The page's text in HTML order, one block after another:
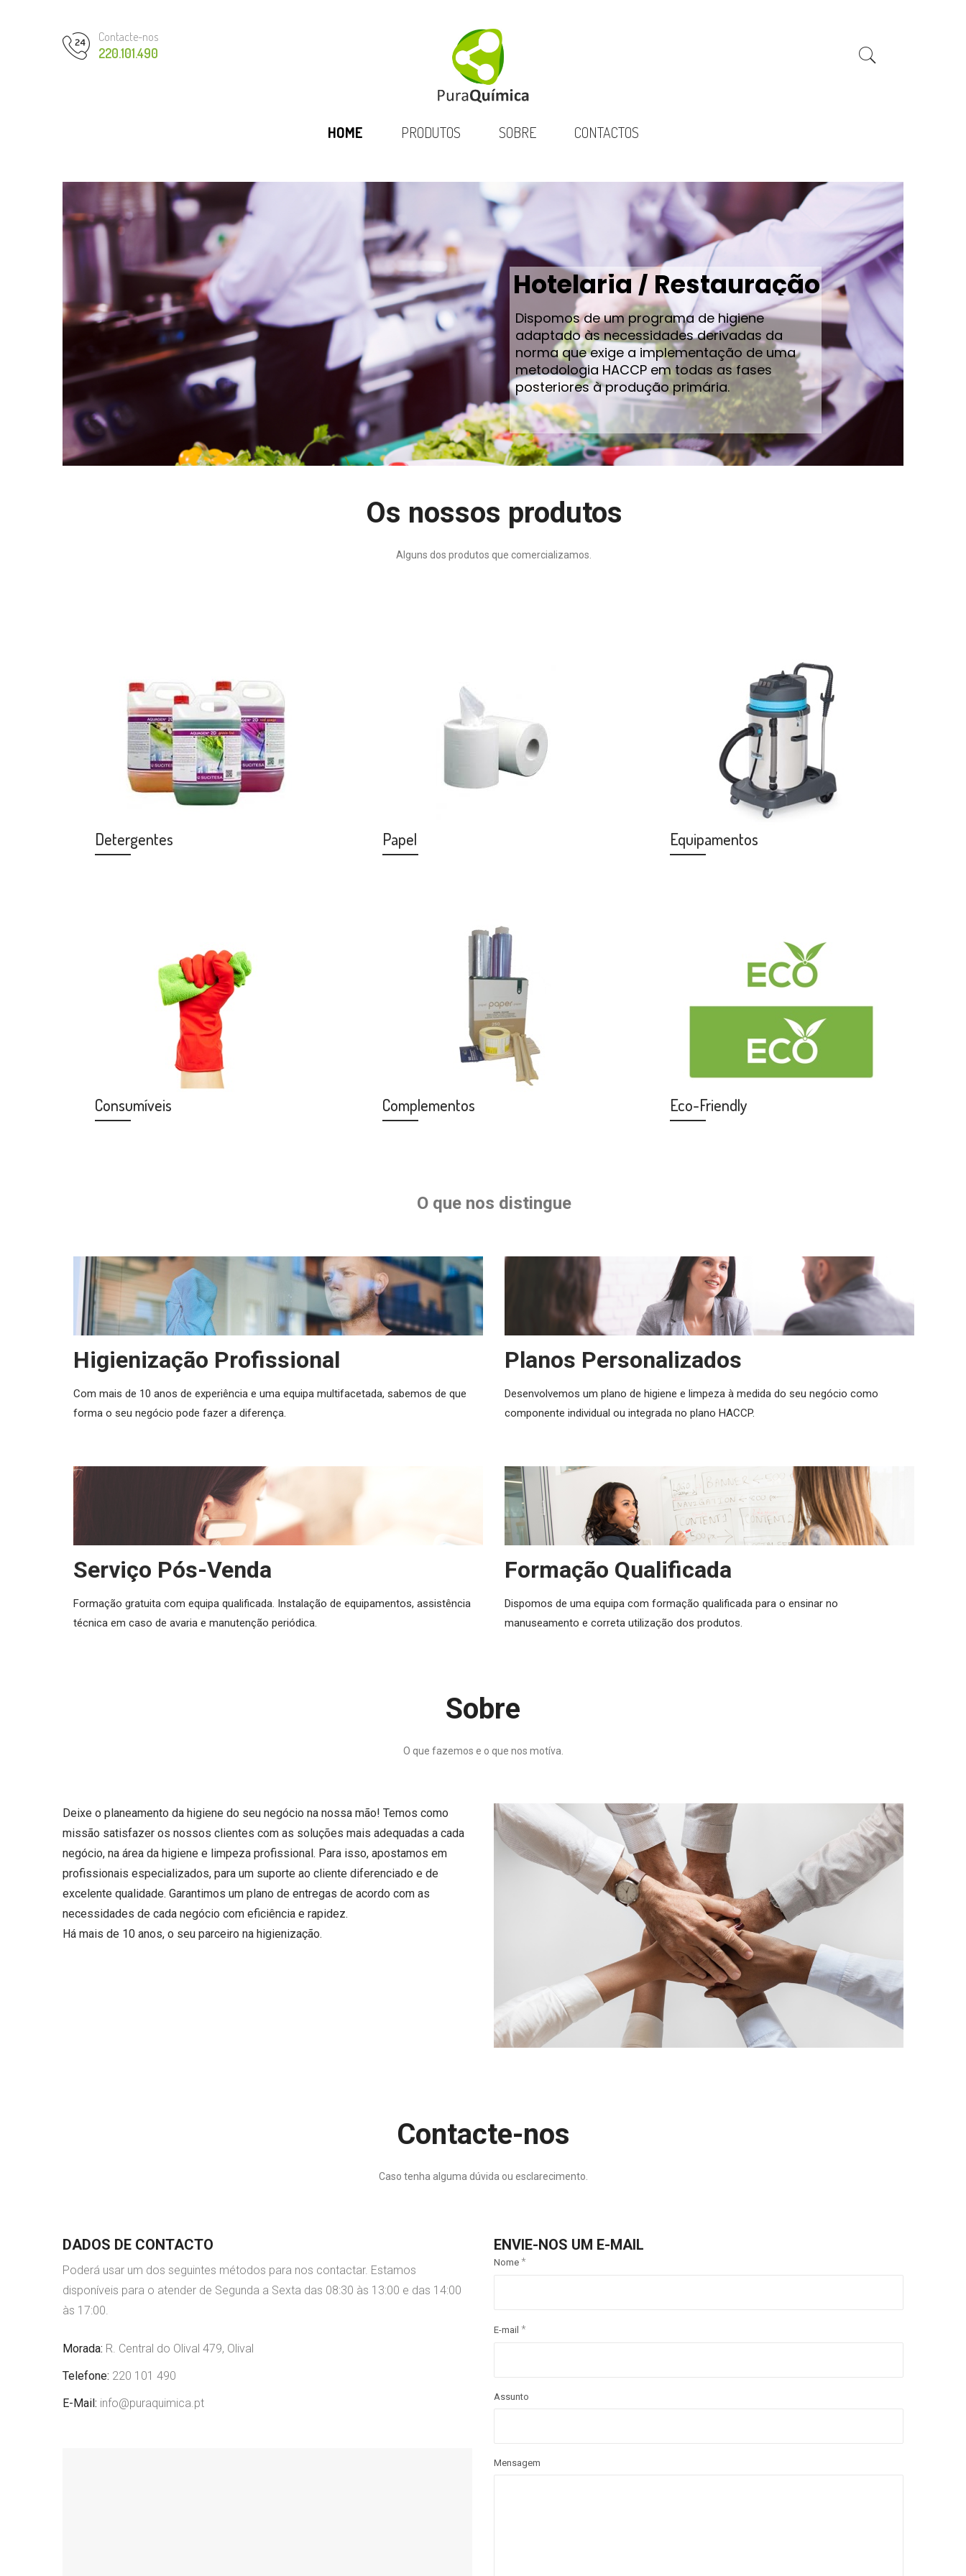
Contacte-nos
220.101.490
HOME PRODUTOS SOBRE CONTACTOS
Os nossos produtos
Alguns dos produtos que comercializamos.
Detergentes
Consumíveis
Papel
Complementos
Equipamentos
Eco-Friendly
O que nos distingue
Higienização Profissional
Com mais de 10 anos de experiência e uma equipa multifacetada, sabemos de que
forma o seu negócio pode fazer a diferença.
Planos Personalizados
Desenvolvemos um plano de higiene e limpeza à medida do seu negócio como
componente individual ou integrada no plano HACCP.
Serviço Pós-Venda
Formação gratuita com equipa qualificada. Instalação de equipamentos, assistência
técnica em caso de avaria e manutenção periódica.
Formação Qualificada
Dispomos de uma equipa com formação qualificada para o ensinar no
manuseamento e correta utilização dos produtos.
Sobre
O que fazemos e o que nos motíva.
Deixe o planeamento da higiene do seu negócio na nossa mão! Temos como
missão satisfazer os nossos clientes com as soluções mais adequadas a cada
negócio, na área da higiene e limpeza profissional. Para isso, apostamos em
profissionais especializados, para um suporte ao cliente diferenciado e de
excelente qualidade. Garantimos um plano de entregas de acordo com as
necessidades de cada negócio com eficiência e rapidez.
Há mais de 10 anos, o seu parceiro na higienização.
Contacte-nos
Caso tenha alguma dúvida ou esclarecimento.
DADOS DE CONTACTO
Poderá usar um dos seguintes métodos para nos contactar. Estamos
disponíveis para o atender de Segunda a Sexta das 08:30 às 13:00 e das 14:00
às 17:00.
Morada: R. Central do Olival 479, Olival
Telefone: 220 101 490
E-Mail: info@puraquimica.pt
ENVIE-NOS UM E-MAIL
Nome *
E-mail *
Assunto
Mensagem